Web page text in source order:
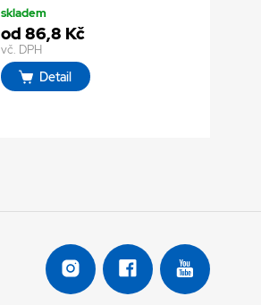
skladem
od 86,8 Kč
vč. DPH
Detail